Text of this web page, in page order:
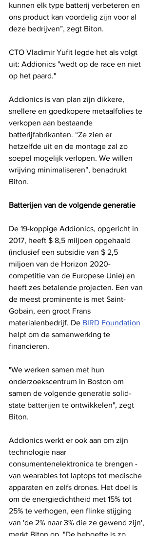
kunnen elk type batterij verbeteren en
ons product kan voordelig zijn voor al
deze bedrijven”, zegt Biton.
CTO Vladimir Yufit legde het als volgt
uit: Addionics "wedt op de race en niet
op het paard."
Addionics is van plan zijn dikkere,
snellere en goedkopere metaalfolies te
verkopen aan bestaande
batterijfabrikanten. “Ze zien er
hetzelfde uit en de montage zal zo
soepel mogelijk verlopen. We willen
wrijving minimaliseren”, benadrukt
Biton.
Batterijen van de volgende generatie
De 19-koppige Addionics, opgericht in
2017, heeft $ 8,5 miljoen opgehaald
(inclusief een subsidie ​​van $ 2,5
miljoen van de Horizon 2020-
competitie van de Europese Unie) en
heeft zes betalende projecten. Een van
de meest prominente is met Saint-
Gobain, een groot Frans
materialenbedrijf. De BIRD Foundation
helpt om de samenwerking te
financieren.
"We werken samen met hun
onderzoekscentrum in Boston om
samen de volgende generatie solid-
state batterijen te ontwikkelen", zegt
Biton.
Addionics werkt er ook aan om zijn
technologie naar
consumentenelektronica te brengen -
van wearables tot laptops tot medische
apparaten en zelfs drones. Het doel is
om de energiedichtheid met 15% tot
25% te verhogen, een flinke stijging
van 'de 2% naar 3% die ze gewend zijn',